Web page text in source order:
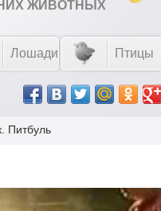
ЖИВОТНЫХ
Лошади Птицы
Питбуль